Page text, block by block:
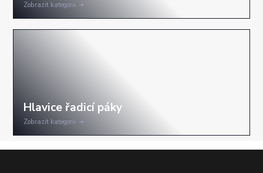
Zobrazit kategorii
Zobrazit kategorii